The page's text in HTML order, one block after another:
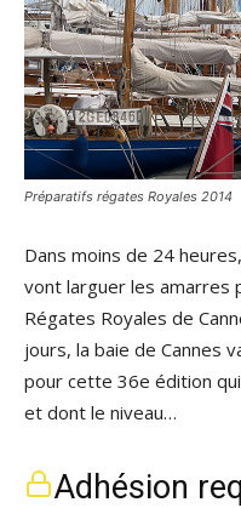
Préparatifs régates Royales 2014
Dans moins de 24
vont larguer les amarres
Régates Royales de
jours, la baie de Cannes
pour cette 36e édition
et dont le niveau…
Adhésion